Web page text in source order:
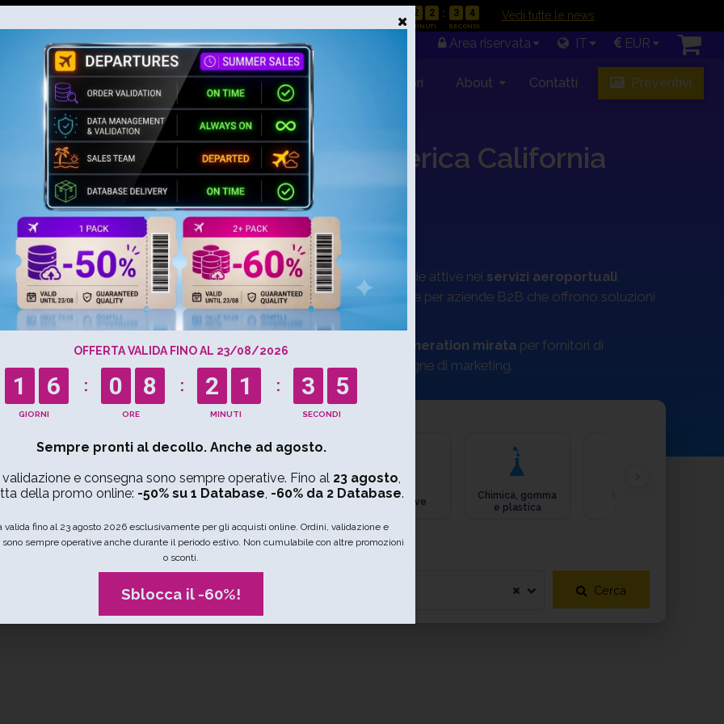
-50% con 1 database, -60% da 2 database in su → 2 2 3 3 Vedi tutte le news
Area riservata IT EUR
Ricerca Database Caratteristiche Pricing Rivenditori About Contatti Preventivi
OFFERTA VALIDA FINO AL 23/08/2026
1 6 0 8 2 1 3 4
validazione e consegna sono sempre operative. Fino al23 agosto,
valida fino al 23 agosto 2026 esclusivamente per gli acquisti online. Ordini, validazione e
sono sempre operative anche durante il periodo estivo. Non cumulabile con altre promozioni
Sblocca il -60%!
linee aeree Stati Uniti d’America California
e Compagnie Aeree
in California, Stati Uniti d’America offre accesso a contatti di aziende attive nei servizi aeroportuali,
compagnie aeree etrasporto aereo. Questo database è ideale per aziende B2B che offrono soluzioni
logistica o soluzioni tecnologiche.
area geografica, il nostro database supporta campagne di lead generation mirata per fornitori di
sono aggiornati, conformi al GDPR e ottimizzati per le tue campagne di marketing.
Arredamento Arte e cultura Artigianato Automotive
Chimica, gomma
e plastica
IN CHE NAZIONE STAI CERCANDO?
Cerca